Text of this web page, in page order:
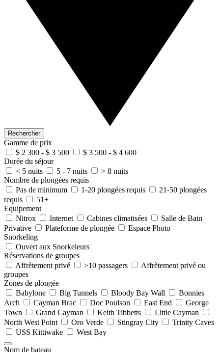
Rechercher
Gamme de prix
$ 2 300 - $ 3 500
$ 3 500 - $ 4 600
Durée du séjour
< 5 nuits
5 - 7 nuits
> 8 nuits
Nombre de plongées requis
Pas de minimum
1-20 plongées requis
21-50 plongées
requis
51+
Equipement
Nitrox
Internet Cabines climatisées
Salle de Bain
Privative
Plateforme de plongée
Espace Photo
Snorkeling
Ouvert aux Snorkeleurs
Réservations de groupes
Affrètement privé
>10 passagers
Affrètement privé ou
groupes
Zones de plongée
Babylone
Big Tunnels Bloody Bay Wall
Bonnies
Arch
Cayman Brac Doc Poulson East End
George
Town
Grand Cayman Keith Tibbetts
Little Cayman
North West Point
Oro Verde Stingray City
Trinity Caves
USS Kittiwake
West Bay
Nom de bateau